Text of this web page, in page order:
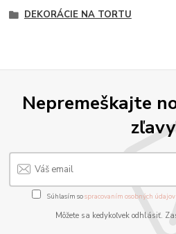
DEKORÁCIE NA TORTU
Nepremeškajte
Súhlasím sospracovaním osobných údajov
Môžete sa kedykoľvek odhlásiť.